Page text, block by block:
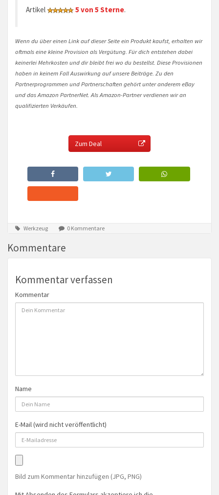
Artikel
5 von 5 Sterne.
Wenn du über einen Link auf dieser Seite ein Produkt kaufst, erhalten wir
oftmals eine kleine Provision als Vergütung. Für dich entstehen dabei
keinerlei Mehrkosten und dir bleibt frei wo du bestellst. Diese Provisionen
haben in keinem Fall Auswirkung auf unsere Beiträge. Zu den
Partnerprogrammen und Partnerschaften gehört unter anderem eBay
und das Amazon PartnerNet. Als Amazon-Partner verdienen wir an
qualifizierten Verkäufen.
Zum Deal
Werkzeug 0 Kommentare
Kommentare
Kommentar verfassen
Kommentar
Name
E-Mail (wird nicht veröffentlicht)
Bild zum Kommentar hinzufügen (JPG, PNG)